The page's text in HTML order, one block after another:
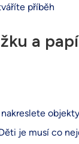
příběh
a
je musí co